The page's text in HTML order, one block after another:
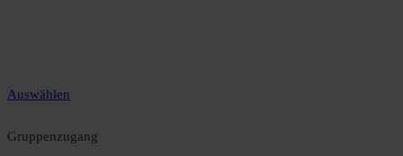
Auswählen
Gruppenzugang